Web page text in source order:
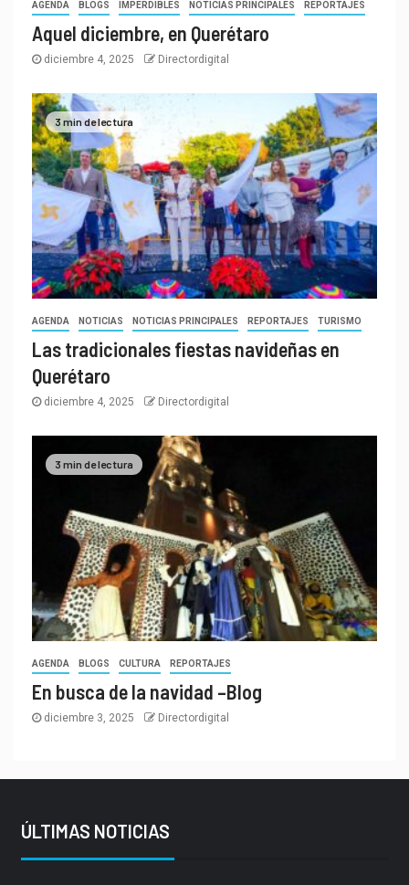
AGENDA BLOGS IMPERDIBLES NOTICIAS PRINCIPALES REPORTAJES
Aquel diciembre, en Querétaro
diciembre 4, 2025 Directordigital
3 min de lectura
AGENDA NOTICIAS NOTICIAS PRINCIPALES REPORTAJES TURISMO
Las tradicionales fiestas navideñas en
Querétaro
diciembre 4, 2025 Directordigital
3 min de lectura
AGENDA BLOGS CULTURA REPORTAJES
En busca de la navidad –Blog
diciembre 3, 2025 Directordigital
ÚLTIMAS NOTICIAS